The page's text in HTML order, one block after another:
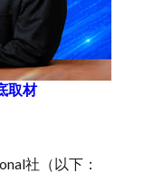
取材
社（以下：